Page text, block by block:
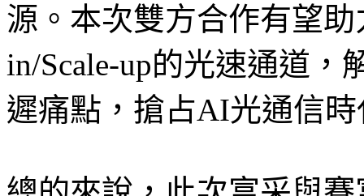
源。本次雙方合作有望
in/Scale-up的光速通道
遲痛點，搶占AI光通信